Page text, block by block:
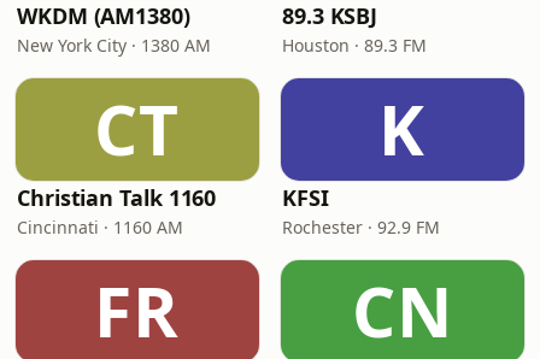
WKDM (AM1380)
New York City · 1380 AM
89.3 KSBJ
Houston · 89.3 FM
CT
Christian Talk 1160
Cincinnati · 1160 AM
K
KFSI
Rochester · 92.9 FM
FR CN